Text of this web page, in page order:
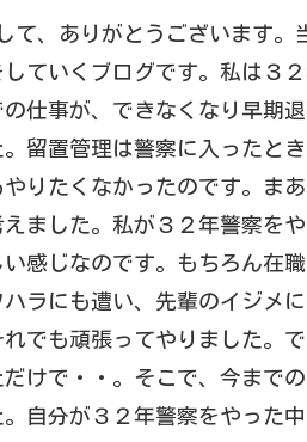
て、ありがとうございます
ていくブログです。私は３
仕事が、できなくなり早期
留置管理は警察に入ったと
りたくなかったのです。ま
ました。私が３２年警察を
感じなのです。もちろん在
ラにも遭い、先輩のイジメ
でも頑張ってやりました。
けで・・。そこで、今まで
自分が３２年警察をやった